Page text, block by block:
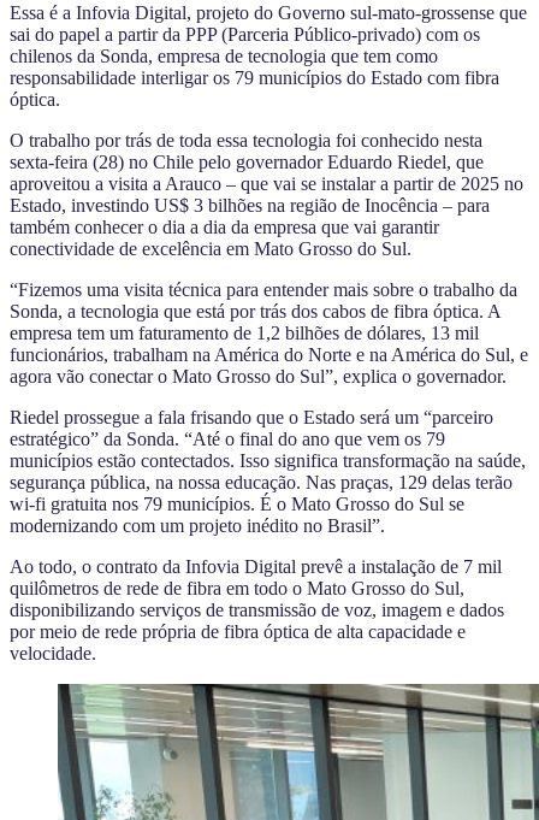
Essa é a Infovia Digital, projeto do Governo sul-mato-grossense que
sai do papel a partir da PPP (Parceria Público-privado) com os
chilenos da Sonda, empresa de tecnologia que tem como
responsabilidade interligar os 79 municípios do Estado com fibra
óptica.
O trabalho por trás de toda essa tecnologia foi conhecido nesta
sexta-feira (28) no Chile pelo governador Eduardo Riedel, que
aproveitou a visita a Arauco – que vai se instalar a partir de 2025 no
Estado, investindo US$ 3 bilhões na região de Inocência – para
também conhecer o dia a dia da empresa que vai garantir
conectividade de excelência em Mato Grosso do Sul.
“Fizemos uma visita técnica para entender mais sobre o trabalho da
Sonda, a tecnologia que está por trás dos cabos de fibra óptica. A
empresa tem um faturamento de 1,2 bilhões de dólares, 13 mil
funcionários, trabalham na América do Norte e na América do Sul, e
agora vão conectar o Mato Grosso do Sul”, explica o governador.
Riedel prossegue a fala frisando que o Estado será um “parceiro
estratégico” da Sonda. “Até o final do ano que vem os 79
municípios estão contectados. Isso significa transformação na saúde,
segurança pública, na nossa educação. Nas praças, 129 delas terão
wi-fi gratuita nos 79 municípios. É o Mato Grosso do Sul se
modernizando com um projeto inédito no Brasil”.
Ao todo, o contrato da Infovia Digital prevê a instalação de 7 mil
quilômetros de rede de fibra em todo o Mato Grosso do Sul,
disponibilizando serviços de transmissão de voz, imagem e dados
por meio de rede própria de fibra óptica de alta capacidade e
velocidade.